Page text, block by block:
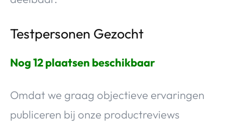
Testpersonen Gezocht
Nog 12 plaatsen beschikbaar
Omdat we graag objectieve ervaringen
publiceren bij onze productreviews